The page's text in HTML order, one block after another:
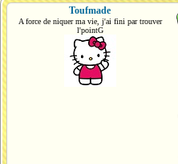
Toufmade
A force de niquer ma vie, j'ai fini par trouver
l'pointG